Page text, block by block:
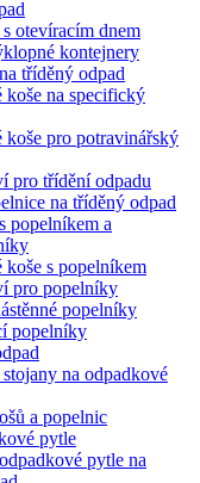
otevíracím dnem
kontejnery
tříděný odpad
koše na specifický
koše pro potravinářský
pro třídění odpadu
na tříděný odpad
popelníkem a
koše s popelníkem
pro popelníky
popelníky
popelníky
na odpadkové
a popelnic
pytle
pytle na